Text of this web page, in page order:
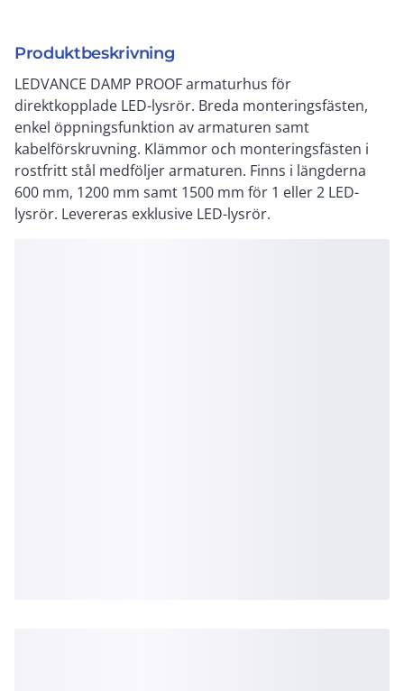
Produktbeskrivning
LEDVANCE DAMP PROOF armaturhus för
direktkopplade LED-lysrör. Breda monteringsfästen,
enkel öppningsfunktion av armaturen samt
kabelförskruvning. Klämmor och monteringsfästen i
rostfritt stål medföljer armaturen. Finns i längderna
600 mm, 1200 mm samt 1500 mm för 1 eller 2 LED-
lysrör. Levereras exklusive LED-lysrör.